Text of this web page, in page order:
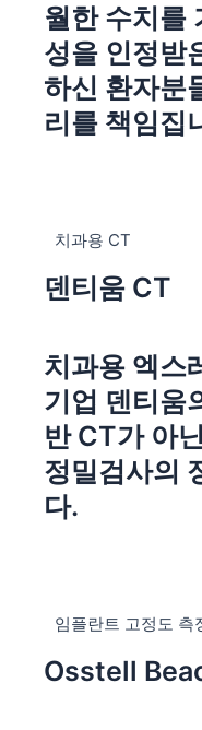
월한 수치를
성을 인정받
하신 환자분
리를 책임집
치과용 CT
덴티움 CT
치과용 엑스
기업 덴티
반 CT가 아
정밀검사의
다.
임플란트 고정도 측
Osstell